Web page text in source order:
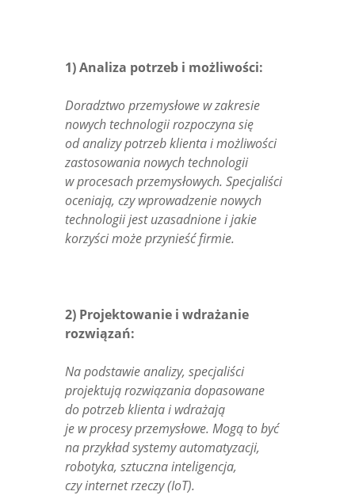
1) Analiza potrzeb i możliwości:
Doradztwo przemysłowe w zakresie
nowych technologii rozpoczyna się
od analizy potrzeb klienta i możliwości
zastosowania nowych technologii
w procesach przemysłowych. Specjaliści
oceniają, czy wprowadzenie nowych
technologii jest uzasadnione i jakie
korzyści może przynieść firmie.
2) Projektowanie i wdrażanie
rozwiązań:
Na podstawie analizy, specjaliści
projektują rozwiązania dopasowane
do potrzeb klienta i wdrażają
je w procesy przemysłowe. Mogą to być
na przykład systemy automatyzacji,
robotyka, sztuczna inteligencja,
czy internet rzeczy (IoT).